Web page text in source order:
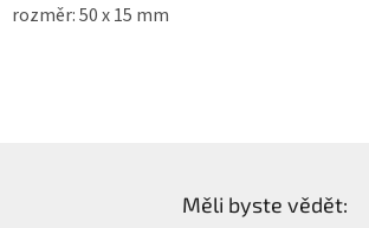
rozměr: 50 x 15 mm
Měli byste vědět: